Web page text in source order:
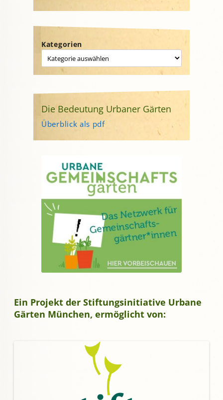
Kategorien
Die Bedeutung Urbaner Gärten
Überblick als pdf
Ein Projekt der Stiftungsinitiative Urbane
Gärten München, ermöglicht von: